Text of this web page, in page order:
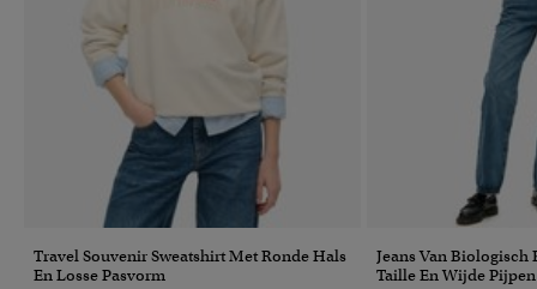
Travel Souvenir Sweatshirt Met Ronde Hals
En Losse Pasvorm
Jeans Van
Taille En Wijde Pijpen